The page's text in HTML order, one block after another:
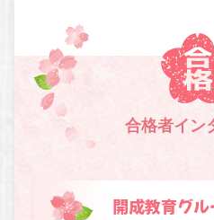
合格者イン
開成教育グ